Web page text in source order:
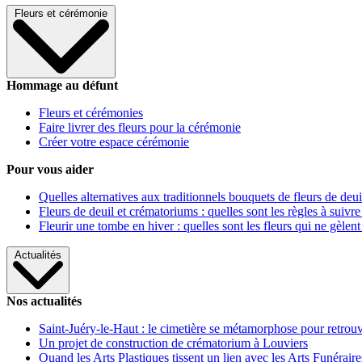
Fleurs et cérémonie
Hommage au défunt
Fleurs et cérémonies
Faire livrer des fleurs pour la cérémonie
Créer votre espace cérémonie
Pour vous aider
Quelles alternatives aux traditionnels bouquets de fleurs de
Fleurs de deuil et crématoriums : quelles sont les règles à
Fleurir une tombe en hiver : quelles sont les fleurs qui ne gèlent
Actualités
Nos actualités
Saint-Juéry-le-Haut : le cimetière se métamorphose pour
Un projet de construction de crématorium à Louviers
Quand les Arts Plastiques tissent un lien avec les Arts